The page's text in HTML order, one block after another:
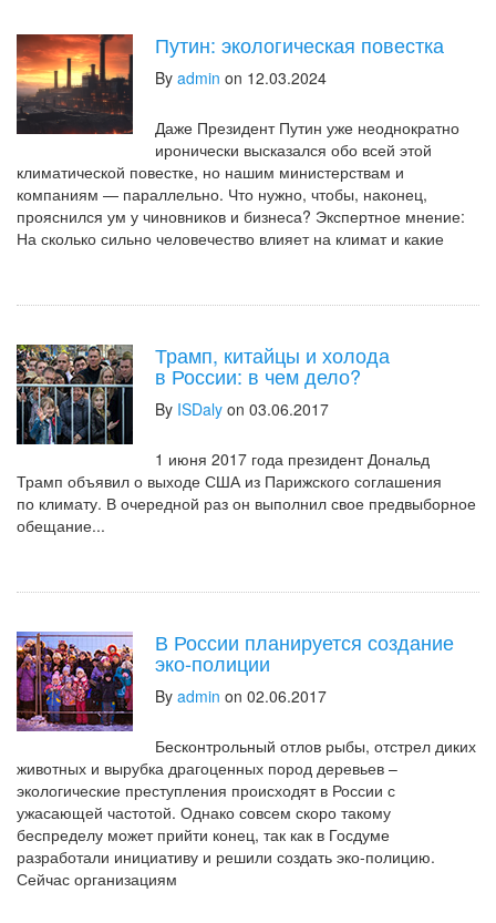
Путин: экологическая повестка
By admin on 12.03.2024
Даже Президент Путин уже неоднократно
иронически высказался обо всей этой
климатической повестке, но нашим министерствам и
компаниям — параллельно. Что нужно, чтобы, наконец,
прояснился ум у чиновников и бизнеса? Экспертное мнение:
На сколько сильно человечество влияет на климат и какие
Трамп, китайцы и холода
в России: в чем дело?
By ISDaly on 03.06.2017
1 июня 2017 года президент Дональд
Трамп объявил о выходе США из Парижского соглашения
по климату. В очередной раз он выполнил свое предвыборное
обещание...
В России планируется создание
эко-полиции
By admin on 02.06.2017
Бесконтрольный отлов рыбы, отстрел диких
животных и вырубка драгоценных пород деревьев –
экологические преступления происходят в России с
ужасающей частотой. Однако совсем скоро такому
беспределу может прийти конец, так как в Госдуме
разработали инициативу и решили создать эко-полицию.
Сейчас организациям